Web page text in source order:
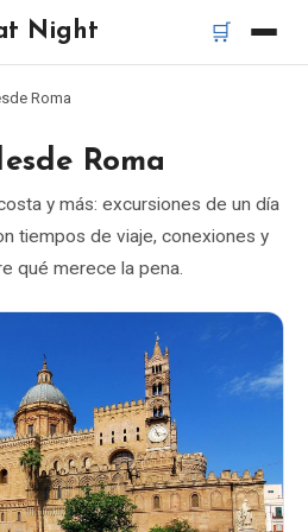
Night 🛒
del Coliseo
Roma
Roma
y más: excursiones de un día
tiempos de viaje, conexiones y
qué merece la pena.